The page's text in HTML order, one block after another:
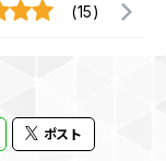
(15)
ポスト